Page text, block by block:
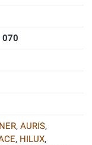
070
, AURIS,
, HILUX,